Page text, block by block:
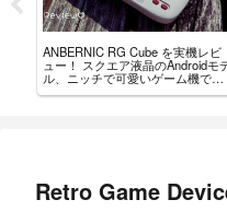
ANBERNIC RG Cube を実機レビ
ュー！ スクエア液晶のAndroidモ
ル、ニッチで可愛いゲーム機で
Retro Game